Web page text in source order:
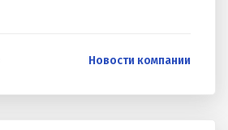
Новости компании